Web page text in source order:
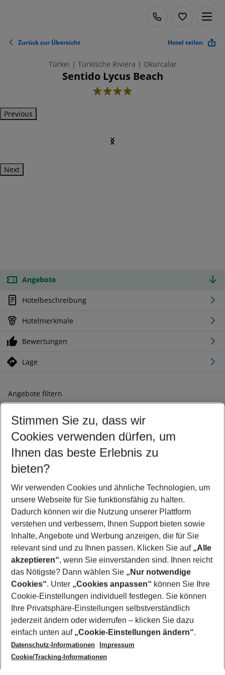
Zurück zur Übersicht Hotel teilen
Türkei | Türkische Riviera | Okurcalar
Sentido Lycus Beach
4
Previous
Next
Angebote
Hotelbeschreibung
Hotelmerkmale
Bewertungen
Lage
Angebote filtern
Ändern Sie Ihre Kriterien nach Ihren Wünschen
Abflughafen wählen
Beliebiger Abflughafen
Reisezeitraum wählen
10.08.26– 08.08.27 5-8 Nächte
2 Erwachsene Keine Kinder
Mehr Filter anzeigen
Footer
Footer navigation
Über uns
AGB
Cookie-Einstellungen ändern
Cookie-Richtlinie
Datenschutz
Service & Hilfe
Barrierefreies Reisen
Check-in
Folgen Sie uns
Stimmen Sie zu, dass wir
Cookies verwenden dürfen, um
Ihnen das beste Erlebnis zu
bieten?
Wir verwenden Cookies und ähnliche Technologien, um
unsere Webseite für Sie funktionsfähig zu halten.
Dadurch können wir die Nutzung unserer Plattform
verstehen und verbessern, Ihnen Support bieten sowie
Inhalte, Angebote und Werbung anzeigen, die für Sie
relevant sind und zu Ihnen passen. Klicken Sie auf „Alle
akzeptieren“, wenn Sie einverstanden sind. Ihnen reicht
das Nötigste? Dann wählen Sie „Nur notwendige
Cookies“. Unter „Cookies anpassen“ können Sie Ihre
Cookie-Einstellungen individuell festlegen. Sie können
Ihre Privatsphäre-Einstellungen selbstverständlich
jederzeit ändern oder widerrufen – klicken Sie dazu
einfach unten auf „Cookie-Einstellungen ändern“.
Datenschutz-Informationen
Impressum
Cookie/Tracking-Informationen